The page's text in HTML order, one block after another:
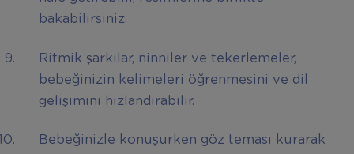
bakabilirsiniz.
Ritmik şarkılar, ninniler ve tekerlemeler,
bebeğinizin kelimeleri öğrenmesini ve dil
gelişimini hızlandırabilir.
Bebeğinizle konuşurken göz teması kurarak